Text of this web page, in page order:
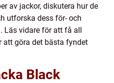
av jackor, diskutera hur de
utforska dess för- och
Läs vidare för att få all
att göra det bästa fyndet
Black